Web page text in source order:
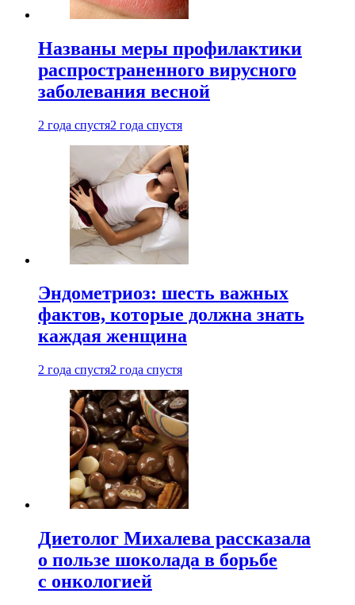
Названы меры профилактики
распространенного вирусного
заболевания весной
2 года спустя2 года спустя
Эндометриоз: шесть важных
фактов, которые должна знать
каждая женщина
2 года спустя2 года спустя
Диетолог Михалева рассказала
о пользе шоколада в борьбе
с онкологией